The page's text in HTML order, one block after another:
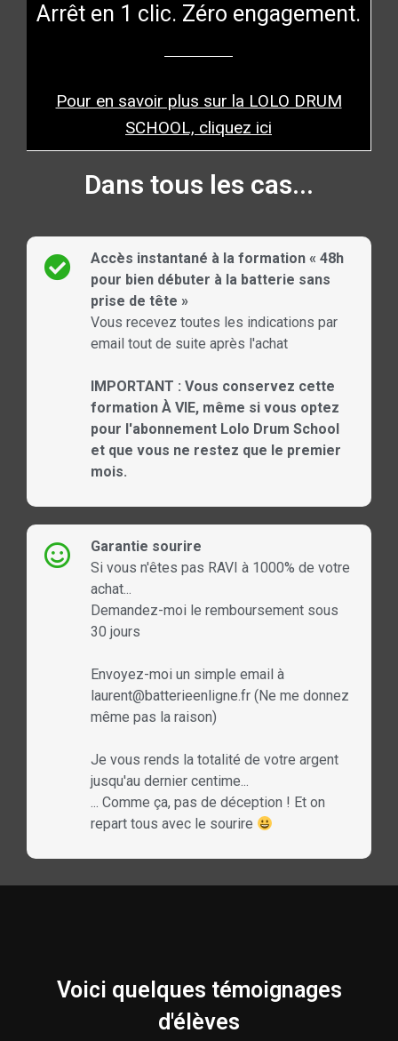
Arrêt en 1 clic. Zéro engagement.
Pour en savoir plus sur la LOLO DRUM
SCHOOL, cliquez ici
Dans tous les cas...
Accès instantané à la formation « 48h
pour bien débuter à la batterie sans
prise de tête »
Vous recevez toutes les indications par
email tout de suite après l'achat
IMPORTANT : Vous conservez cette
formation À VIE, même si vous optez
pour l'abonnement Lolo Drum School
et que vous ne restez que le premier
mois.
Garantie sourire
Si vous n'êtes pas RAVI à 1000% de votre
achat...
Demandez-moi le remboursement sous
30 jours
Envoyez-moi un simple email à
laurent@batterieenligne.fr (Ne me donnez
même pas la raison)
Je vous rends la totalité de votre argent
jusqu'au dernier centime...
... Comme ça, pas de déception ! Et on
repart tous avec le sourire
Voici quelques témoignages
d'élèves